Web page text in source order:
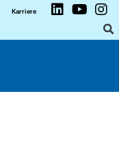
Karriere